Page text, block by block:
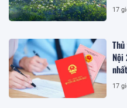
17
Nội
17